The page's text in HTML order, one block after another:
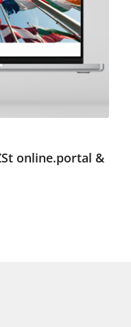
online.portal &